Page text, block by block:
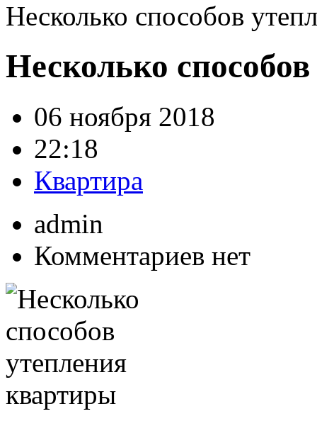
Несколько способов
Несколько
06 ноября 2018
22:18
Квартира
admin
Комментариев нет